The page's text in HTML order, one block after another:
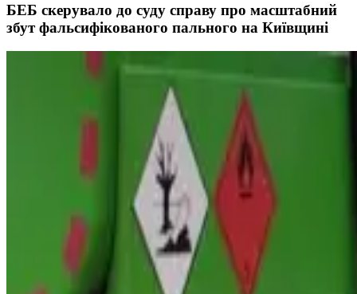
БЕБ скерувало до суду справу про масштабний
збут фальсифікованого пального на Київщині